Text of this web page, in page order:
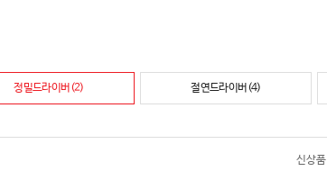
정밀드라이버(2) 절연드라이버(4)
신상품